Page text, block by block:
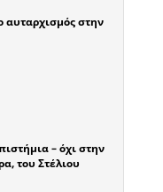
αυταρχισμός στην
– όχι στην
του Στέλιου